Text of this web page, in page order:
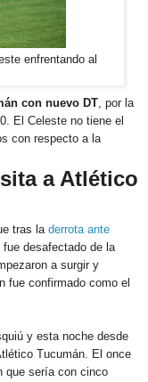
enfrentando al
con nuevo DT, por la
El Celeste no tiene el
con respecto a la
a Atlético
tras la derrota ante
desafectado de la
a surgir y
fue confirmado como el
y esta noche desde
Tucumán. El once
que sería con cinco